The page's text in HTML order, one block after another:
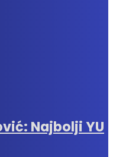
Najbolji YU